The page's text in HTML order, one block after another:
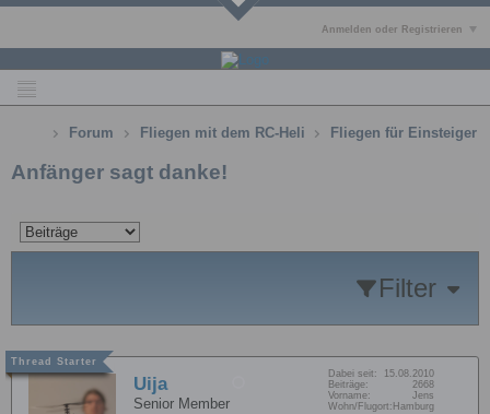
Anmelden oder Registrieren
Forum Fliegen mit dem RC-Heli Fliegen für Einsteiger
Anfänger sagt danke!
Filter
Uija
Senior Member
Dabei seit:
15.08.2010
Beiträge:
2668
Vorname:
Jens
Wohn/Flugort: Hamburg